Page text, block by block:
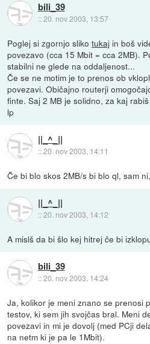
bili_39
::20. nov 2003, 13:57
Poglej si zgornjo slikotukaj in boš
povezavo (cca 15 Mbit = cca 2MB).
stabilni ne glede na oddaljenost...
Če se ne motim je to prenos ob
povezavi. Običajno routerji
finte. Saj 2 MB je solidno, za kaj
lp
||_^_||
::20. nov 2003, 14:11
Če bi blo skos 2MB/s bi blo ql, sam
||_^_||
::20. nov 2003, 14:12
A mislš da bi šlo kej hitrej če bi
bili_39
::20. nov 2003, 14:24
Ja, kolikor je meni znano se prenosi
testov, ki sem jih svojčas bral. Meni
povezavi in mi je dovolj (med PCji
na netm ki je pa le 1Mbit).